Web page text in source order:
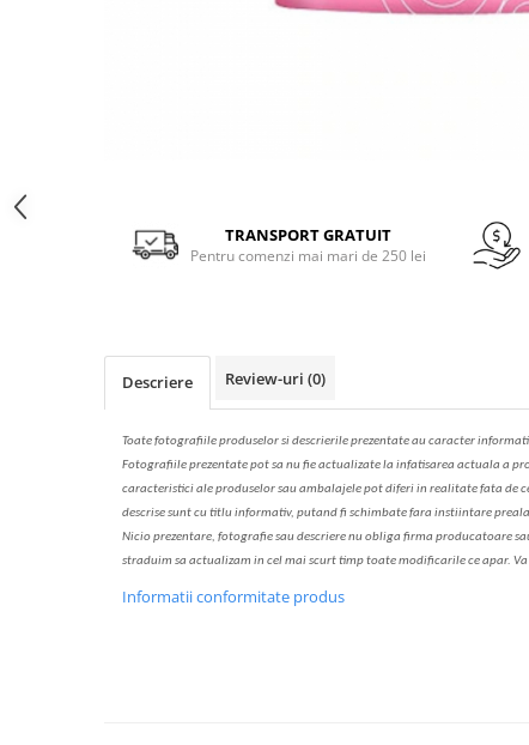
Solutie de indepartat rugina si
Tratament pentru par, conditioner
pentru par, masca de par
Vata demachianta
Facebook
TRANSPORT GRATUIT
Pentru comenzi mai mari de 250 lei
Descriere Review-uri (0)
Toate fotografiile produselorsidescrierileprezentate au caracter
Fotografiile prezentate pot sa nu fie actualizate la infatisarea actuala a
caracteristici ale produselor sau ambalajele pot diferi in realitate fata de
descrise sunt cu titlu informativ, putand fi schimbate fara instiintare
Nicio prezentare, fotografie sau descriere nu obliga firma producatoare
straduim sa actualizam in cel mai scurt timp toate modificarile ce apar. Va
Informatii conformitate produs